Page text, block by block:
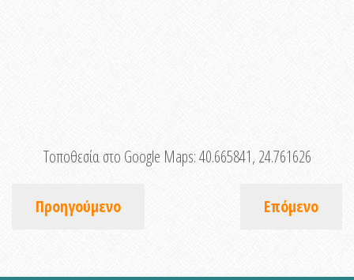
Τοποθεσία στο Google Maps:40.665841, 24.761626
Προηγούμενο Επόμενο